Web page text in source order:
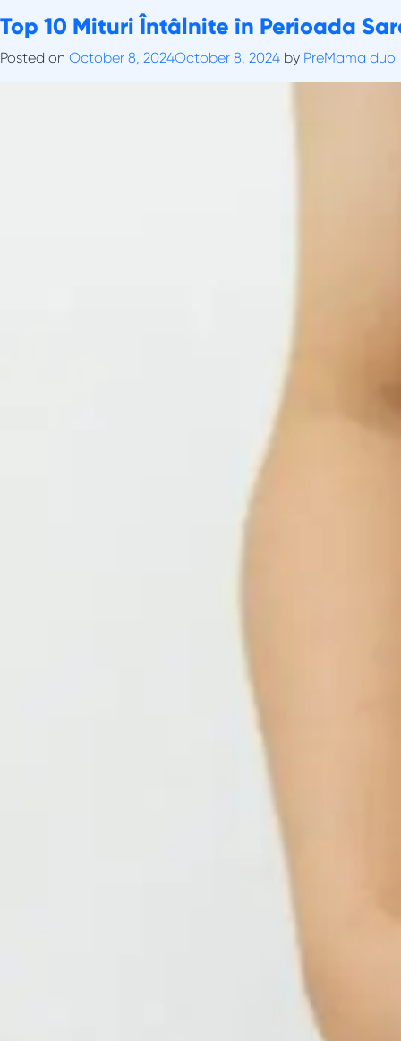
to
content
Tag:adevăr sarcină
Top 10 Mituri Întâlnite în Perioada
Posted on October 8, 2024October 8, 2024 by PreMama duo